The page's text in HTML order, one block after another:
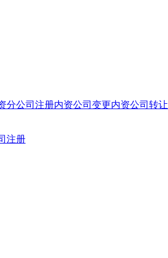
分公司注册内资公司变更内资公司转让
注册